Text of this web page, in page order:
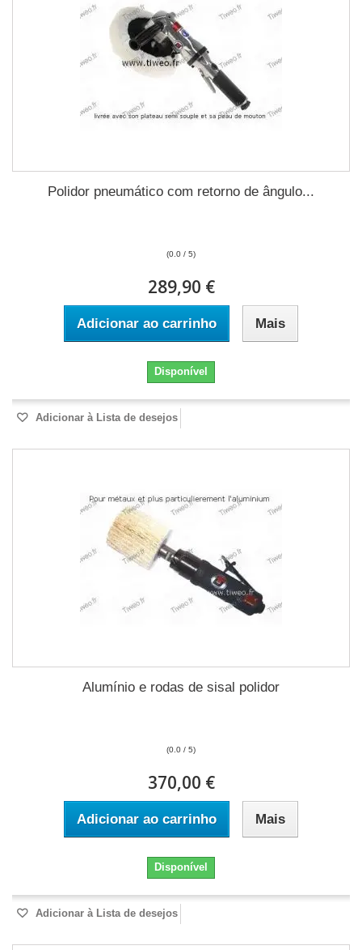
Polidor pneumático com retorno de ângulo...
(0.0 / 5)
289,90 €
Adicionar ao carrinho Mais
Disponível
Adicionar à Lista de desejos
Alumínio e rodas de sisal polidor
(0.0 / 5)
370,00 €
Adicionar ao carrinho Mais
Disponível
Adicionar à Lista de desejos